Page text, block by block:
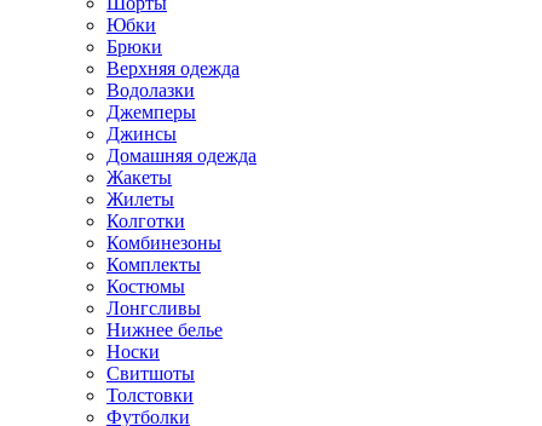
Юбки
Брюки
Верхняя одежда
Водолазки
Джемперы
Джинсы
Домашняя одежда
Жакеты
Жилеты
Колготки
Комбинезоны
Комплекты
Костюмы
Лонгсливы
Нижнее белье
Носки
Свитшоты
Толстовки
Футболки